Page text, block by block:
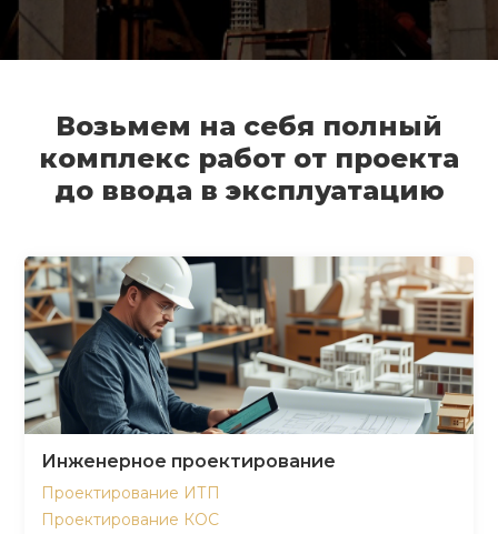
Возьмем на себя полный
комплекс работ от проекта
до ввода в эксплуатацию
Инженерное проектирование
Проектирование ИТП
Проектирование КОС